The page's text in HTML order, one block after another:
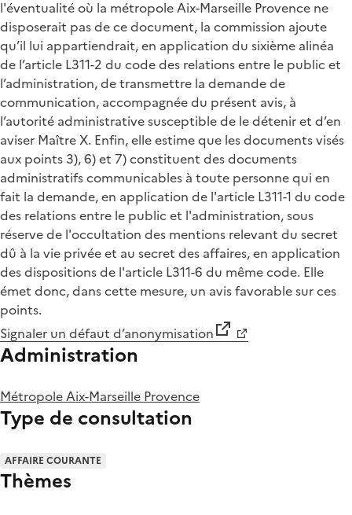
l'éventualité où la métropole Aix-Marseille Provence ne
disposerait pas de ce document, la commission ajoute
qu’il lui appartiendrait, en application du sixième alinéa
de l’article L311-2 du code des relations entre le public et
l’administration, de transmettre la demande de
communication, accompagnée du présent avis, à
l’autorité administrative susceptible de le détenir et d’en
aviser Maître X. Enfin, elle estime que les documents visés
aux points 3), 6) et 7) constituent des documents
administratifs communicables à toute personne qui en
fait la demande, en application de l'article L311-1 du code
des relations entre le public et l'administration, sous
réserve de l'occultation des mentions relevant du secret
dû à la vie privée et au secret des affaires, en application
des dispositions de l'article L311-6 du même code. Elle
émet donc, dans cette mesure, un avis favorable sur ces
points.
Signaler un défaut d’anonymisation
Administration
Métropole Aix-Marseille Provence
Type de consultation
AFFAIRE COURANTE
Thèmes